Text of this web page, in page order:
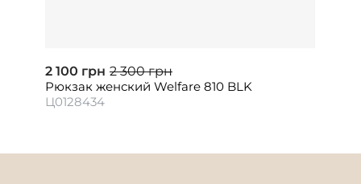
2 100 грн 2 300 грн
Рюкзак женский Welfare 810 BLK
Ц0128434